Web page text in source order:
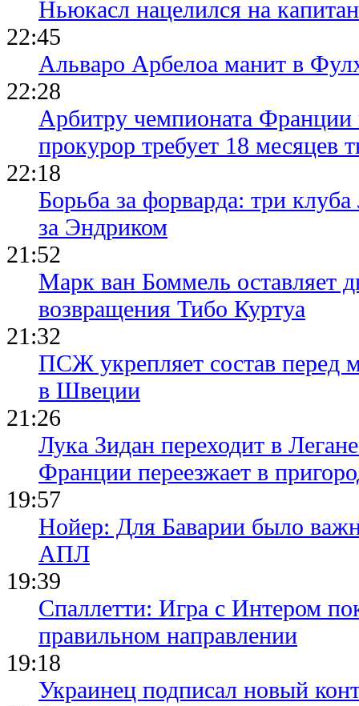
Ньюкасл нацелился на
22:45
Альваро Арбелоа манит в
22:28
Арбитру чемпионата Франции
прокурор требует 18 месяцев
22:18
Борьба за форварда: три
за Эндриком
21:52
Марк ван Боммель оставляет
возвращения Тибо Куртуа
21:32
ПСЖ укрепляет состав перед
в Швеции
21:26
Лука Зидан переходит в
Франции переезжает в
19:57
Нойер: Для Баварии было
АПЛ
19:39
Спаллетти: Игра с Интером
правильном направлении
19:18
Украинец подписал новый